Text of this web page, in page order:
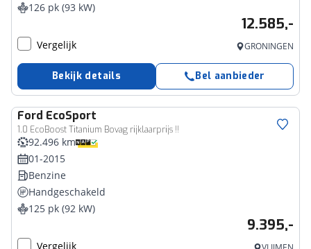
126 pk (93 kW)
12.585,-
Vergelijk GRONINGEN
Bekijk details Bel aanbieder
Ford EcoSport
1.0 EcoBoost Titanium Bovag rijklaarprijs !!
92.496 km
01-2015
Benzine
Handgeschakeld
125 pk (92 kW)
9.395,-
Vergelijk